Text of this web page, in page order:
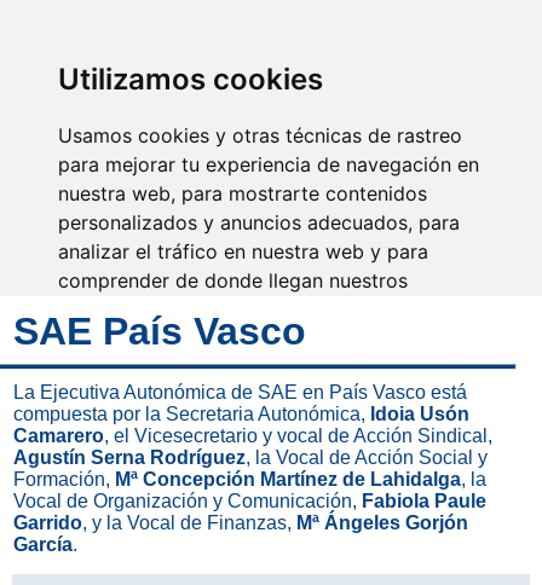
Utilizamos cookies
Usamos cookies y otras técnicas de rastreo
para mejorar tu experiencia de navegación en
nuestra web, para mostrarte contenidos
personalizados y anuncios adecuados, para
analizar el tráfico en nuestra web y para
comprender de donde llegan nuestros
Aceptar
Rechazar
Configurar
Un equipo, un objetivo, una
profesión, orgullosos de ser
Técnicos de Enfermería
SAE País Vasco
La Ejecutiva Autonómica de SAE en País Vasco está
compuesta por la Secretaria Autonómica, Idoia Usón
Camarero, el Vicesecretario y vocal de Acción Sindical,
Agustín Serna Rodríguez, la Vocal de Acción Social y
Formación, Mª Concepción Martínez de Lahidalga, la
Vocal de Organización y Comunicación, Fabiola Paule
Garrido, y la Vocal de Finanzas, Mª Ángeles Gorjón
García.